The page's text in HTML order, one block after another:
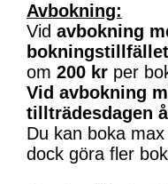
Avbokning:
Vid avbokning
bokningstillfället
om 200 kr per
Vid avbokning
tillträdesdagen
Du kan boka
dock göra fler